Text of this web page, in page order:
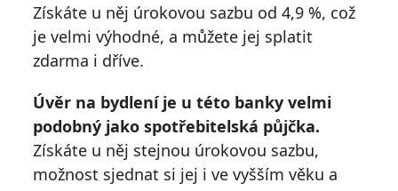
Získáte u něj úrokovou sazbu od 4,9 %, což
je velmi výhodné, a můžete jej splatit
zdarma i dříve.
Úvěr na bydlení je u této banky velmi
podobný jako spotřebitelská půjčka.
Získáte u něj stejnou úrokovou sazbu,
možnost sjednat si jej i ve vyšším věku a